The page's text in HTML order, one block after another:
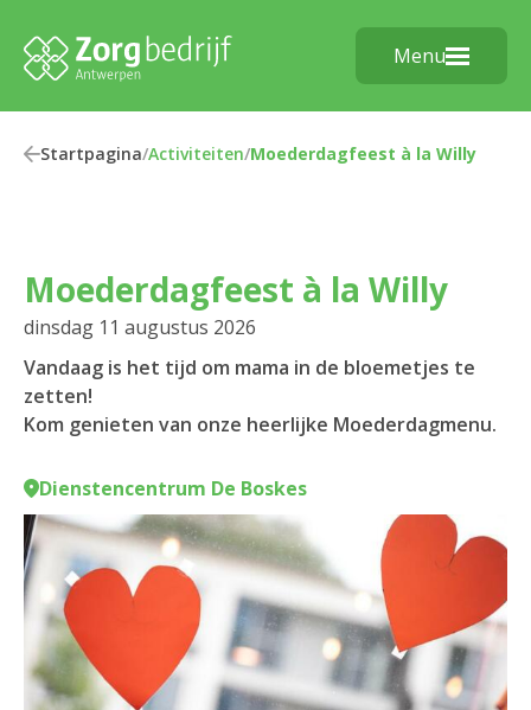
Menu
Startpagina/Activiteiten/Moederdagfeest à la Willy
Moederdagfeest à la Willy
dinsdag 11 augustus 2026
Vandaag is het tijd om mama in de bloemetjes te
zetten!
Kom genieten van onze heerlijke Moederdagmenu.
Dienstencentrum De Boskes